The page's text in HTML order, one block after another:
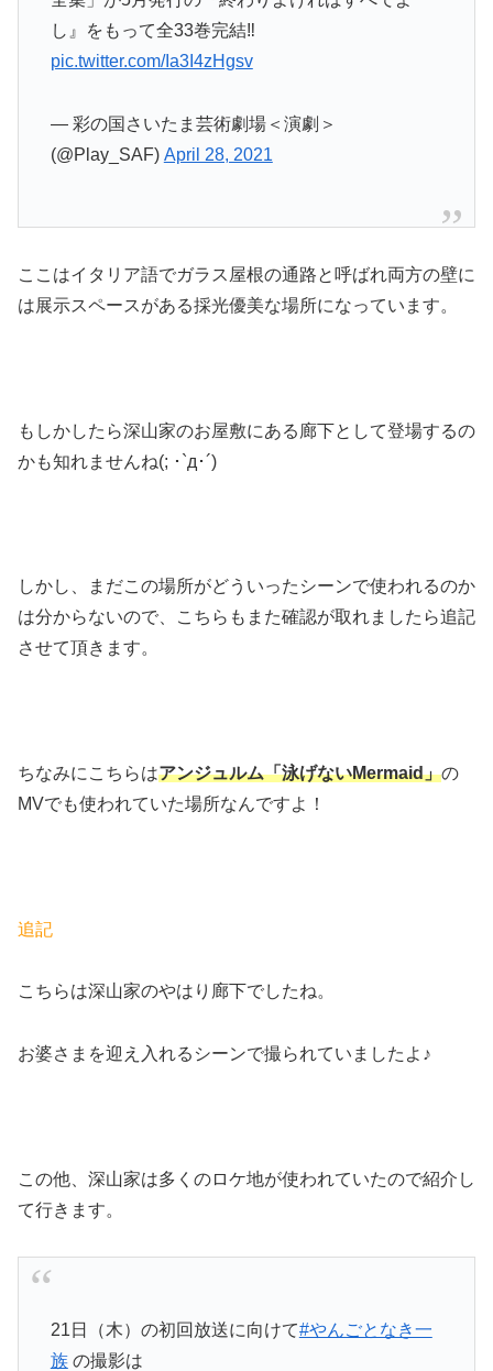
し』をもって全33巻完結‼️
pic.twitter.com/Ia3I4zHgsv
— 彩の国さいたま芸術劇場＜演劇＞
(@Play_SAF) April 28, 2021
ここはイタリア語でガラス屋根の通路と呼ばれ両方の壁に
は展示スペースがある採光優美な場所になっています。
もしかしたら深山家のお屋敷にある廊下として登場するの
かも知れませんね(; ･`д･´)
しかし、まだこの場所がどういったシーンで使われるのか
は分からないので、こちらもまた確認が取れましたら追記
させて頂きます。
ちなみにこちらはアンジュルム「泳げないMermaid」の
MVでも使われていた場所なんですよ！
追記
こちらは深山家のやはり廊下でしたね。
お婆さまを迎え入れるシーンで撮られていましたよ♪
この他、深山家は多くのロケ地が使われていたので紹介し
て行きます。
21日（木）の初回放送に向けて#やんごとなき一
族の撮影は